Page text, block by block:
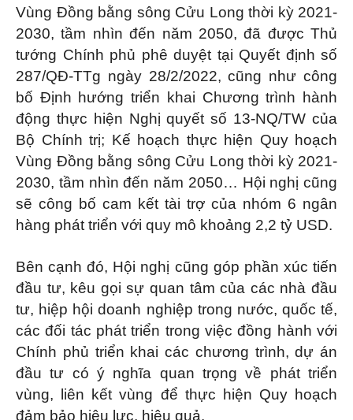
Vùng Đồng bằng sông Cửu Long thời kỳ 2021-
2030, tầm nhìn đến năm 2050, đã được Thủ
tướng Chính phủ phê duyệt tại Quyết định số
287/QĐ-TTg ngày 28/2/2022, cũng như công
bố Định hướng triển khai Chương trình hành
động thực hiện Nghị quyết số 13-NQ/TW của
Bộ Chính trị; Kế hoạch thực hiện Quy hoạch
Vùng Đồng bằng sông Cửu Long thời kỳ 2021-
2030, tầm nhìn đến năm 2050… Hội nghị cũng
sẽ công bố cam kết tài trợ của nhóm 6 ngân
hàng phát triển với quy mô khoảng 2,2 tỷ USD.
Bên cạnh đó, Hội nghị cũng góp phần xúc tiến
đầu tư, kêu gọi sự quan tâm của các nhà đầu
tư, hiệp hội doanh nghiệp trong nước, quốc tế,
các đối tác phát triển trong việc đồng hành với
Chính phủ triển khai các chương trình, dự án
đầu tư có ý nghĩa quan trọng về phát triển
vùng, liên kết vùng để thực hiện Quy hoạch
đảm bảo hiệu lực, hiệu quả.